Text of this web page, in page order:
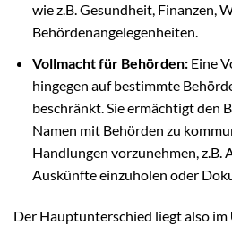
wie z.B. Gesundheit, Finanzen,
Behördenangelegenheiten.
Vollmacht für Behörden:Eine
hingegen auf bestimmte
beschränkt. Sie ermächtigt den
Namen mit Behörden zu
Handlungen vorzunehmen, z.B.
Auskünfte einzuholen oder
Der Hauptunterschied liegt also im